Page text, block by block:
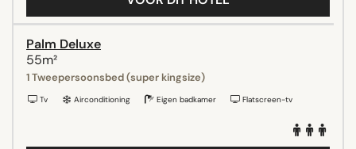
Palm Deluxe
55m²
1 Tweepersoonsbed (super kingsize)
Tv Airconditioning Eigen badkamer Flatscreen-tv